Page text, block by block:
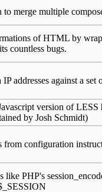
to merge multiple
of HTML by
countless bugs.
addresses against a
version of LESS
by Josh Schmidt)
from configuration
like PHP's